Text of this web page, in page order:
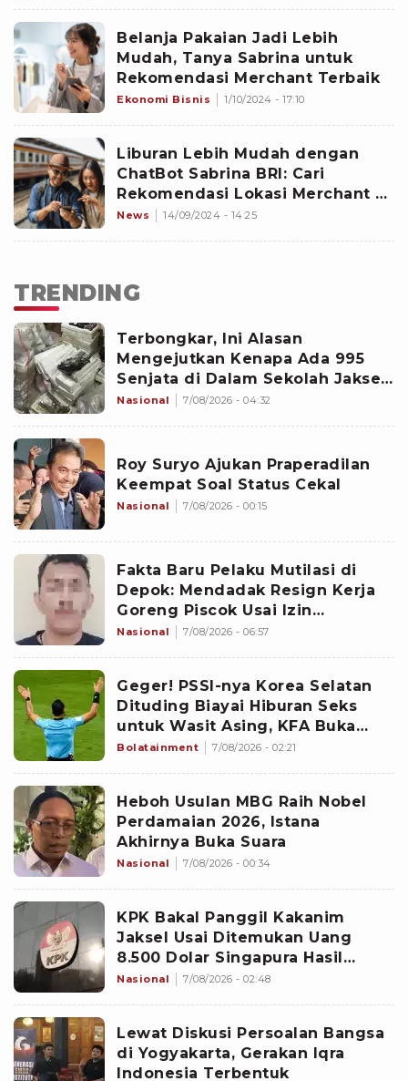
Belanja Pakaian Jadi Lebih
Mudah, Tanya Sabrina untuk
Rekomendasi Merchant Terbaik
Ekonomi Bisnis 1/10/2024 - 17:10
Liburan Lebih Mudah dengan
ChatBot Sabrina BRI: Cari
Rekomendasi Lokasi Merchant di
Long Weekend
News 14/09/2024 - 14:25
TRENDING
Terbongkar, Ini Alasan
Mengejutkan Kenapa Ada 995
Senjata di Dalam Sekolah Jaksel
Sejak 2020
Nasional 7/08/2026 - 04:32
Roy Suryo Ajukan Praperadilan
Keempat Soal Status Cekal
Nasional 7/08/2026 - 00:15
Fakta Baru Pelaku Mutilasi di
Depok: Mendadak Resign Kerja
Goreng Piscok Usai Izin
Interview di Mal
Nasional 7/08/2026 - 06:57
Geger! PSSI-nya Korea Selatan
Dituding Biayai Hiburan Seks
untuk Wasit Asing, KFA Buka
Suara
Bolatainment 7/08/2026 - 02:21
Heboh Usulan MBG Raih Nobel
Perdamaian 2026, Istana
Akhirnya Buka Suara
Nasional 7/08/2026 - 00:34
KPK Bakal Panggil Kakanim
Jaksel Usai Ditemukan Uang
8.500 Dolar Singapura Hasil
Penggeledahan
Nasional 7/08/2026 - 02:48
Lewat Diskusi Persoalan Bangsa
di Yogyakarta, Gerakan Iqra
Indonesia Terbentuk